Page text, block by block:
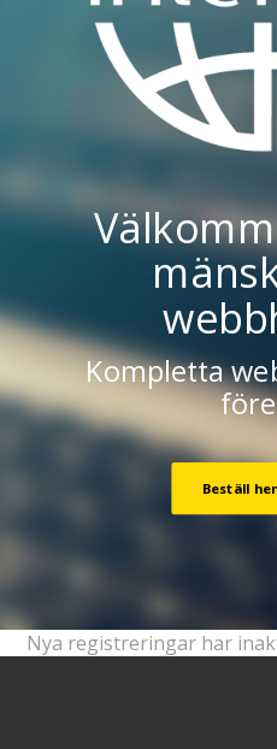
Kompletta
Beställ
Nya registreringar har